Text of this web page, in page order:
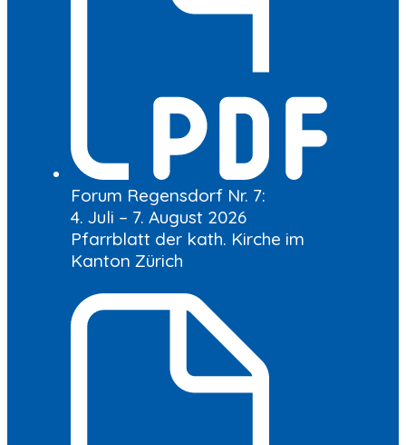
Forum Regensdorf Nr. 7:
4. Juli – 7. August 2026
Pfarrblatt der kath. Kirche im
Kanton Zürich